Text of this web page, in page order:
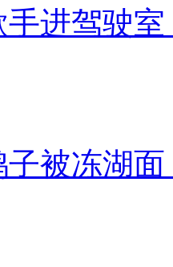
进驾驶
子被冻湖